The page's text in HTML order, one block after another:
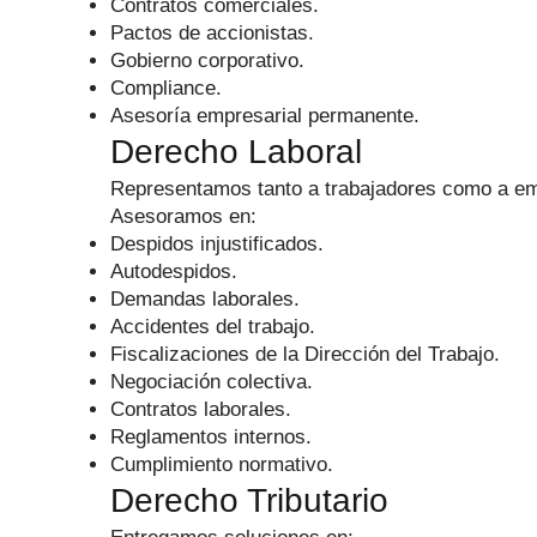
Contratos comerciales.
Pactos de accionistas.
Gobierno corporativo.
Compliance.
Asesoría empresarial permanente.
Derecho Laboral
Representamos tanto a trabajadores como a
Asesoramos en:
Despidos injustificados.
Autodespidos.
Demandas laborales.
Accidentes del trabajo.
Fiscalizaciones de la Dirección del Trabajo.
Negociación colectiva.
Contratos laborales.
Reglamentos internos.
Cumplimiento normativo.
Derecho Tributario